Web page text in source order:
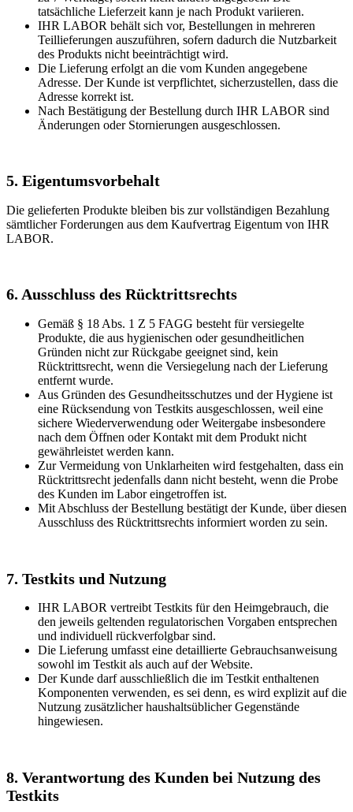
tatsächliche Lieferzeit kann je nach Produkt variieren.
IHR LABOR behält sich vor, Bestellungen in mehreren
Teillieferungen auszuführen, sofern dadurch die Nutzbarkeit
des Produkts nicht beeinträchtigt wird.
Die Lieferung erfolgt an die vom Kunden angegebene
Adresse. Der Kunde ist verpflichtet, sicherzustellen, dass die
Adresse korrekt ist.
Nach Bestätigung der Bestellung durch IHR LABOR sind
Änderungen oder Stornierungen ausgeschlossen.
5. Eigentumsvorbehalt
Die gelieferten Produkte bleiben bis zur vollständigen Bezahlung
sämtlicher Forderungen aus dem Kaufvertrag Eigentum von IHR
LABOR.
6. Ausschluss des Rücktrittsrechts
Gemäß § 18 Abs. 1 Z 5 FAGG besteht für versiegelte
Produkte, die aus hygienischen oder gesundheitlichen
Gründen nicht zur Rückgabe geeignet sind, kein
Rücktrittsrecht, wenn die Versiegelung nach der Lieferung
entfernt wurde.
Aus Gründen des Gesundheitsschutzes und der Hygiene ist
eine Rücksendung von Testkits ausgeschlossen, weil eine
sichere Wiederverwendung oder Weitergabe insbesondere
nach dem Öffnen oder Kontakt mit dem Produkt nicht
gewährleistet werden kann.
Zur Vermeidung von Unklarheiten wird festgehalten, dass ein
Rücktrittsrecht jedenfalls dann nicht besteht, wenn die Probe
des Kunden im Labor eingetroffen ist.
Mit Abschluss der Bestellung bestätigt der Kunde, über diesen
Ausschluss des Rücktrittsrechts informiert worden zu sein.
7. Testkits und Nutzung
IHR LABOR vertreibt Testkits für den Heimgebrauch, die
den jeweils geltenden regulatorischen Vorgaben entsprechen
und individuell rückverfolgbar sind.
Die Lieferung umfasst eine detaillierte Gebrauchsanweisung
sowohl im Testkit als auch auf der Website.
Der Kunde darf ausschließlich die im Testkit enthaltenen
Komponenten verwenden, es sei denn, es wird explizit auf die
Nutzung zusätzlicher haushaltsüblicher Gegenstände
hingewiesen.
8. Verantwortung des Kunden bei Nutzung des
Testkits